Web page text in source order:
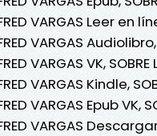
VARGAS Leer en
VARGAS Audiolibro,
VARGAS VK, SOBRE
VARGAS Kindle,
VARGAS Epub VK,
VARGAS